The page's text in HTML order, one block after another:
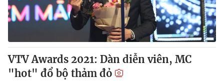
VTV Awards 2021: Dàn diễn viên, MC
"hot" đổ bộ thảm đỏ